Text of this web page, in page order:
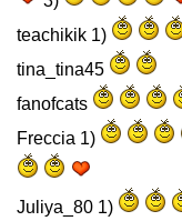
teachikik 1)
tina_tina45
fanofcats
Freccia 1)
Juliya_80 1)